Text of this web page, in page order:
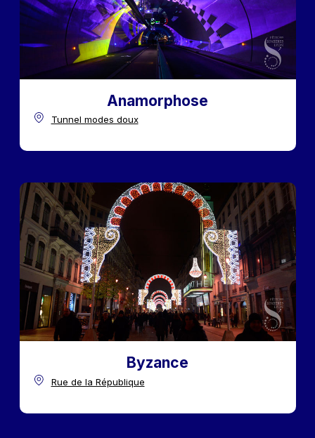
Anamorphose
Tunnel modes doux
Byzance
Rue de la République